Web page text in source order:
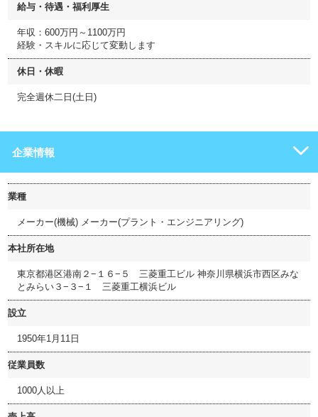
給与・待遇・福利厚生
年収：600万円～1100万円
経験・スキルに応じて変動します
休日・休暇
完全週休二日(土日)
企業情報
業種
メーカー(機械) メーカー(プラント・エンジニアリング)
本社所在地
東京都港区港南２−１６−５ 三菱重工ビル 神奈川県横浜市西区みな
とみらい３−３−１ 三菱重工横浜ビル
設立
1950年1月11日
従業員数
1000人以上